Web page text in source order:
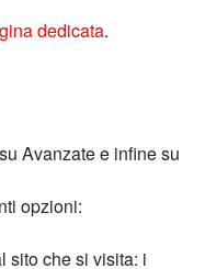
dedicata.
Avanzate e infine su
opzioni:
sito che si visita: i